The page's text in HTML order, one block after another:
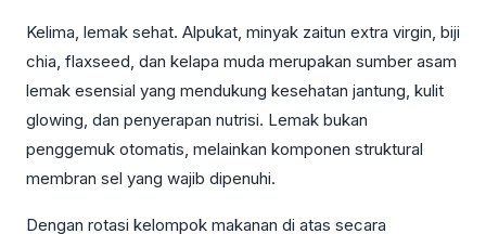
Kelima, lemak sehat. Alpukat, minyak zaitun extra virgin, biji
chia, flaxseed, dan kelapa muda merupakan sumber asam
lemak esensial yang mendukung kesehatan jantung, kulit
glowing, dan penyerapan nutrisi. Lemak bukan
penggemuk otomatis, melainkan komponen struktural
membran sel yang wajib dipenuhi.
Dengan rotasi kelompok makanan di atas secara